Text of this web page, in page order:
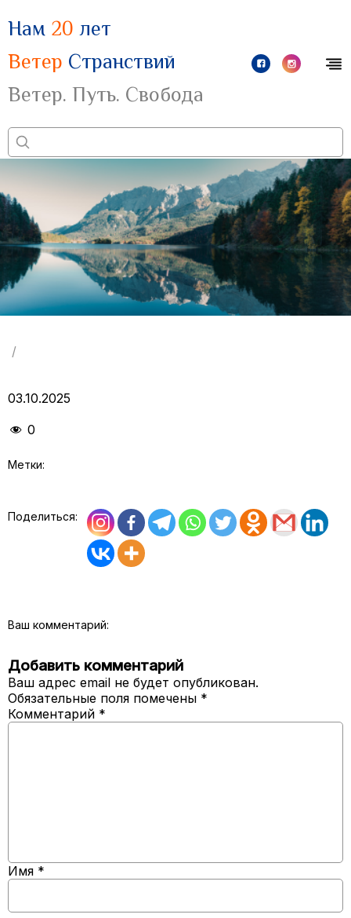
Нам 20 лет
Ветер Странствий
Ветер. Путь. Свобода
/
03.10.2025
0
Метки:
Поделиться:
Ваш комментарий:
Добавить комментарий
Ваш адрес email не будет опубликован.
Обязательные поля помечены *
Комментарий *
Имя *